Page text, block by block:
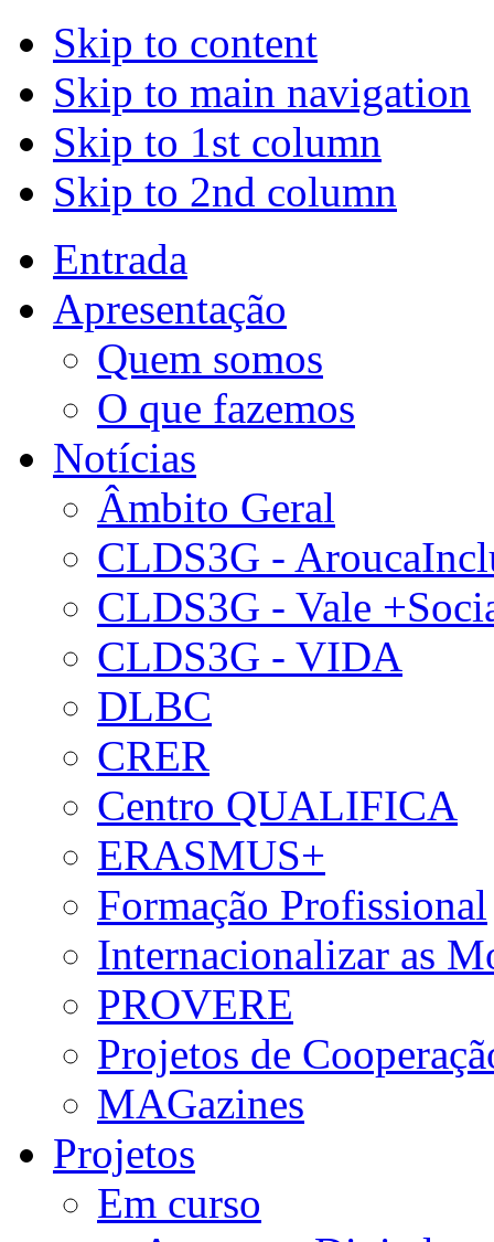
Skip to content
Skip to main navigation
Skip to 1st column
Skip to 2nd column
Entrada
Apresentação
Quem somos
O que fazemos
Notícias
Âmbito Geral
CLDS3G -
CLDS3G - Vale
CLDS3G - VIDA
DLBC
CRER
Centro QUALIFICA
ERASMUS+
Formação Profissional
Internacionalizar as
PROVERE
Projetos de
MAGazines
Projetos
Em curso